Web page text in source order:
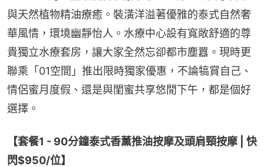
與天然植物精油療癒。裝潢洋溢著優雅的泰式自然奢
華風情，環境幽靜怡人。水療中心設有寬敞舒適的尊
貴獨立水療套房，讓大家全然忘卻都市塵囂。現時更
聯乘「01空間」推出限時獨家優惠，不論犒賞自己、
情侶蜜月度假、還是與閨蜜共享悠閒下午，都是個好
選擇。
【套餐1 - 90分鐘泰式香薰推油按摩及頭肩頸按摩 | 快
閃$950/位】